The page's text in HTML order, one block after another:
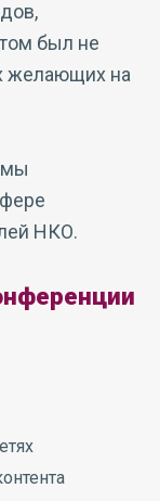
был не
желающих на
мы
НКО.